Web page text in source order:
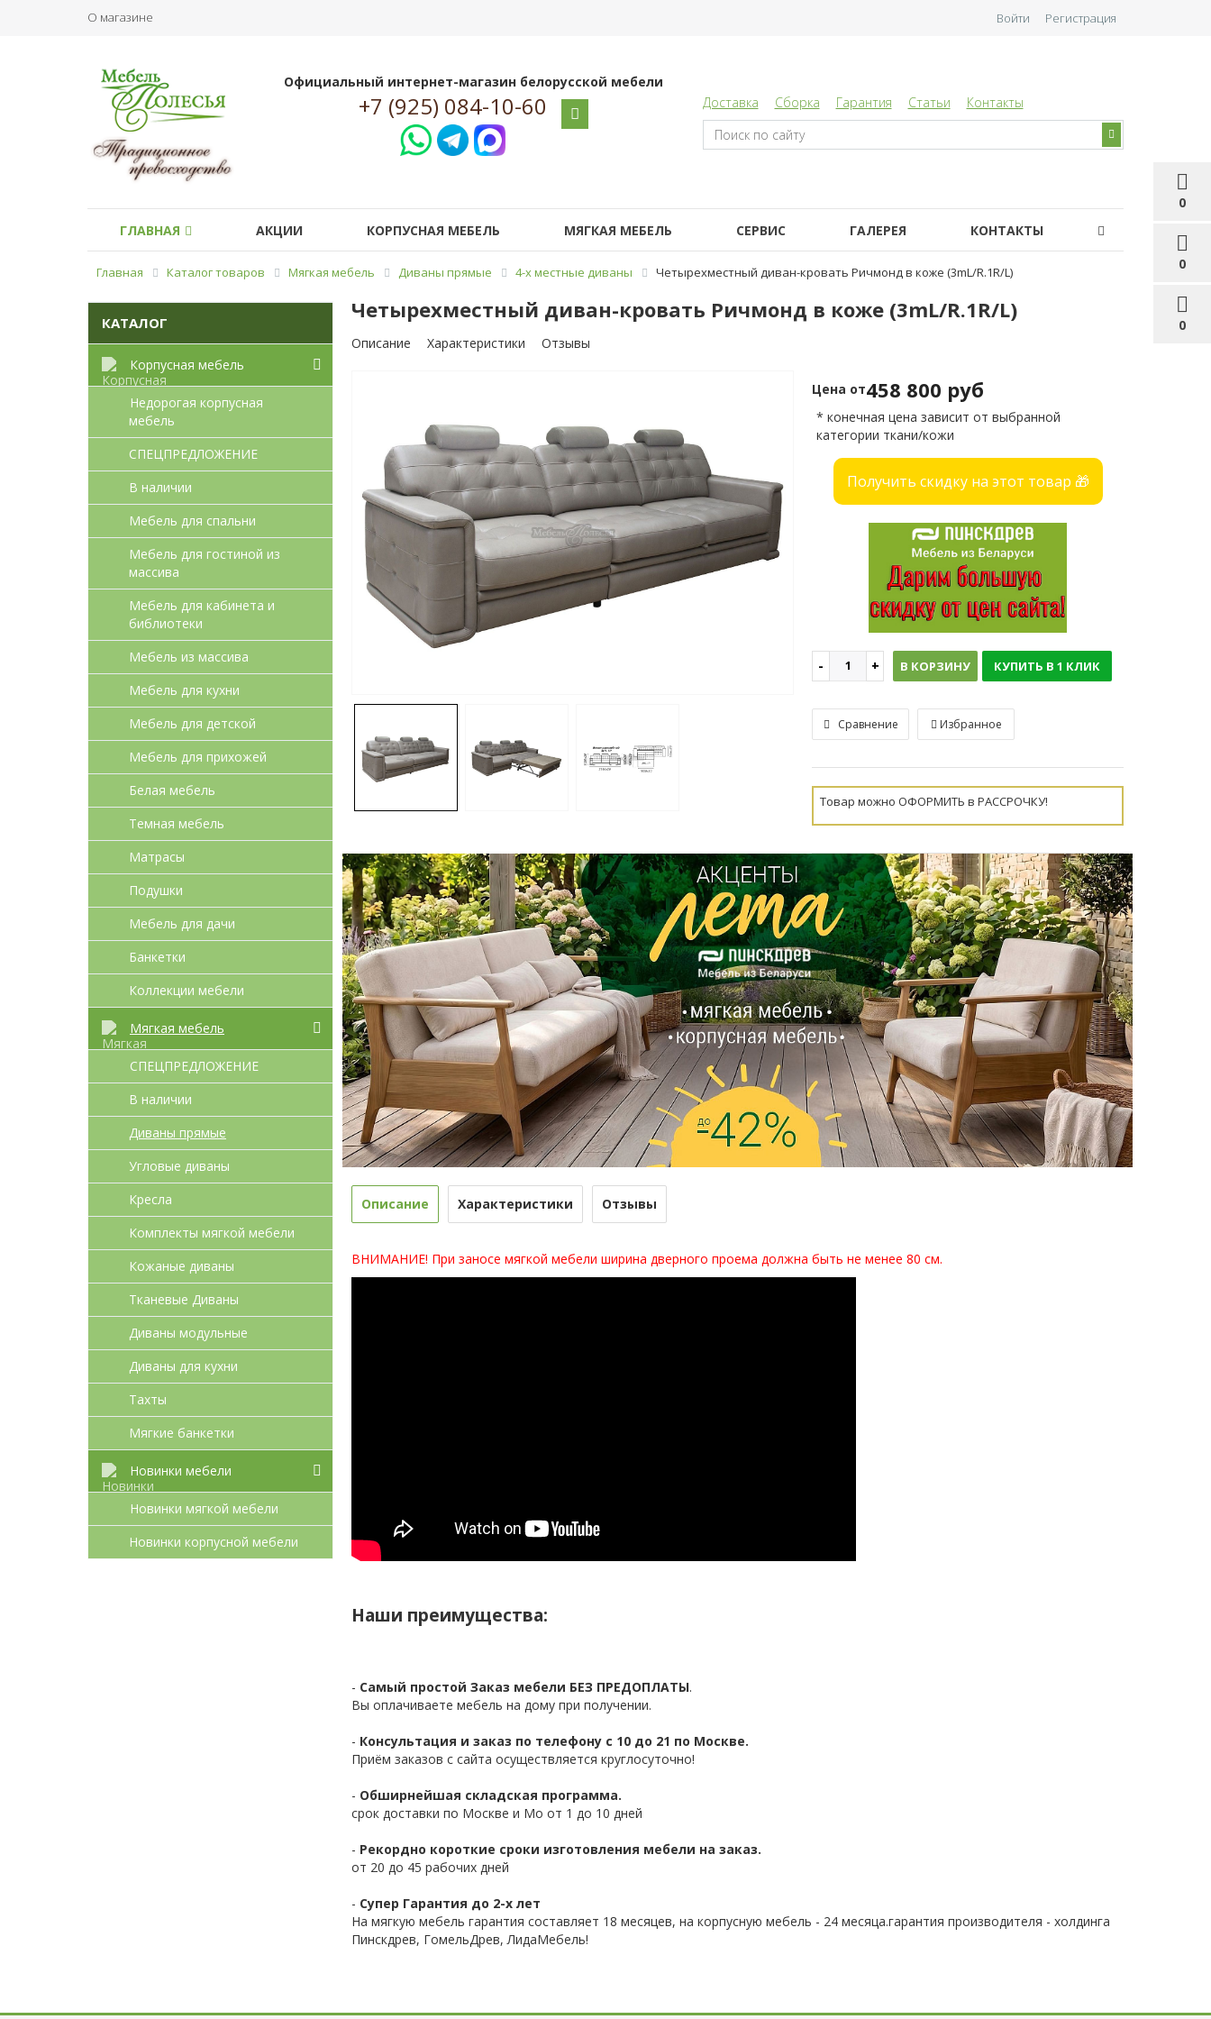
О магазине
0
0
0
Войти Регистрация
Официальный интернет-магазин белорусской мебели
+7 (925) 084-10-60 Доставка Сборка Гарантия Статьи Контакты
ГЛАВНАЯ АКЦИИ КОРПУСНАЯ МЕБЕЛЬ МЯГКАЯ МЕБЕЛЬ СЕРВИС ГАЛЕРЕЯ КОНТАКТЫ
Главная Каталог товаров Мягкая мебель Диваны прямые 4-х местные диваны Четырехместный диван-кровать Ричмонд в коже (3mL/R.1R/L)
КАТАЛОГ
Корпусная мебель
Недорогая корпусная
мебель
СПЕЦПРЕДЛОЖЕНИЕ
В наличии
Мебель для спальни
Мебель для гостиной из
массива
Мебель для кабинета и
библиотеки
Мебель из массива
Мебель для кухни
Мебель для детcкой
Мебель для прихожей
Белая мебель
Темная мебель
Матрасы
Подушки
Мебель для дачи
Банкетки
Коллекции мебели
Мягкая мебель
СПЕЦПРЕДЛОЖЕНИЕ
В наличии
Диваны прямые
Угловые диваны
Кресла
Комплекты мягкой мебели
Кожаные диваны
Тканевые Диваны
Диваны модульные
Диваны для кухни
Тахты
Мягкие банкетки
Новинки мебели
Новинки мягкой мебели
Новинки корпусной мебели
Четырехместный диван-кровать Ричмонд в коже (3mL/R.1R/L)
Описание Характеристики Отзывы
Цена от458 800 руб
* конечная цена зависит от выбранной
категории ткани/кожи
Получить скидку на этот товар 🎁
В КОРЗИНУ КУПИТЬ В 1 КЛИК
Сравнение Избранное
Товар можно ОФОРМИТЬ в РАССРОЧКУ!
Описание Характеристики Отзывы
ВНИМАНИЕ! При заносе мягкой мебели ширина дверного проема должна быть не менее 80 см.
Наши преимущества:
- Самый простой Заказ мебели БЕЗ ПРЕДОПЛАТЫ.
Вы оплачиваете мебель на дому при получении.
- Консультация и заказ по телефону с 10 до 21 по Москве.
Приём заказов с сайта осуществляется круглосуточно!
- Обширнейшая складская программа.
срок доставки по Москве и Мо от 1 до 10 дней
- Рекордно короткие сроки изготовления мебели на заказ.
от 20 до 45 рабочих дней
- Супер Гарантия до 2-х лет
На мягкую мебель гарантия составляет 18 месяцев, на корпусную мебель - 24 месяца.гарантия производителя - холдинга
Пинскдрев, ГомельДрев, ЛидаМебель!